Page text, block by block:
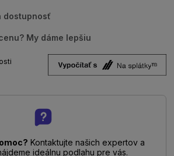
dostupnosť
My dáme lepšiu
Kontaktujte našich expertov a
ideálnu podlahu pre vás.